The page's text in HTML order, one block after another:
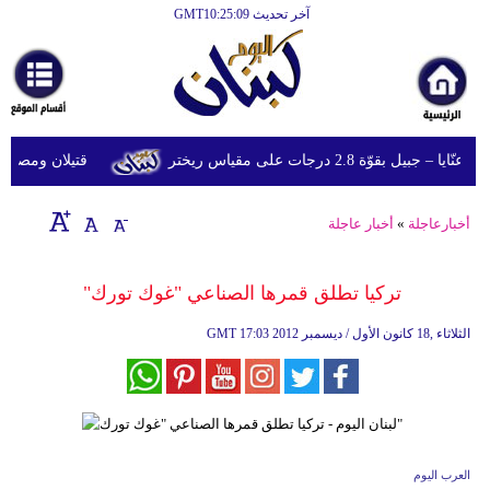
آخر تحديث GMT10:25:09
أخبارعاجلة
رياضة
ثقافة
إقتصاد
وموسيقى
قتيلان ومصابون جراء 14 غارة إسرائيلية على 2.8 درجات على مقياس ريختر
أخبارعاجلة » أخبار عاجلة
تركيا تطلق قمرها الصناعي "غوك تورك"
GMT 17:03 2012 الثلاثاء ,18 كانون الأول / ديسمبر
العرب اليوم